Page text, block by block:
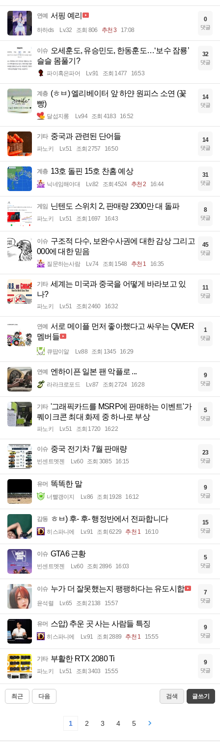
연예 서핑 예리
하하ds Lv.32 조회 806 추천 3 17:08
0
댓글
이슈 오세훈도, 유승민도, 한동훈도…‘보수 잠룡’
슬슬 몸풀기?
파이혹은파어 Lv.91 조회 1477 16:53
32
댓글
계층 (ㅎㅂ) 엘리베이터 앞 하얀 원피스 소연 (꽃
빵)
달섭지롱 Lv.94 조회 4183 16:52
14
댓글
기타 중국과 관련된 단어들
파노키 Lv.51 조회 2757 16:50
14
댓글
계층 13호 돌핀 15호 찬홈 예상
닉네임해야대 Lv.82 조회 4524 추천 2 16:44
31
댓글
게임 닌텐도 스위치 2, 판매량 2300만 대 돌파
파노키 Lv.51 조회 1697 16:43
8
댓글
이슈 구조적 다수, 보완수사권에 대한 감상 그리고
000에 대한 믿음
질문하는사람 Lv.74 조회 1548 추천 1 16:35
45
댓글
기타 세계는 미국과 중국을 어떻게 바라보고 있
나?
파노키 Lv.51 조회 2460 16:32
11
댓글
연예
서로 메이플 먼저 좋아했다고 싸우는 QWER
멤버들
큐땁이알 Lv.88 조회 1345 16:29
1
댓글
연예 엔하이픈 일본 팬 악플로 ...
라라크로포드 Lv.87 조회 2724 16:28
9
댓글
기타 '그래픽카드를 MSRP에 판매하는 이벤트'가
퀘이크콘 최대 화제 중 하나로 부상
파노키 Lv.51 조회 1720 16:22
5
댓글
이슈 중국 전기차 7월 판매량
빈센트멧젠 Lv.60 조회 3085 16:15
23
댓글
유머 똑똑한 말
너빨갱이지 Lv.86 조회 1928 16:12
9
댓글
감동 ㅎㅂ) 후- 후- 행정반에서 전파합니다
히스파니에 Lv.91 조회 6229 추천 1 16:10
15
댓글
이슈 GTA6 근황
빈센트멧젠 Lv.60 조회 2896 16:03
5
댓글
이슈 누가 더 잘못했는지 팽팽하다는 유도시합
윤석렬 Lv.65 조회 2138 15:57
7
댓글
유머 스압) 추운 곳 사는 사람들 특징
히스파니에 Lv.91 조회 2889 추천 1 15:55
9
댓글
기타 부활한 RTX 2080 Ti
파노키 Lv.51 조회 3403 15:55
9
댓글
최근 다음 검색 글쓰기
1 2 3 4 5